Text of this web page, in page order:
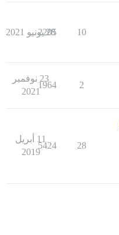
10
2205
28 يونيو 2021
2
1964
23 نوفمبر
2021
28
5424
11 أبريل
2019